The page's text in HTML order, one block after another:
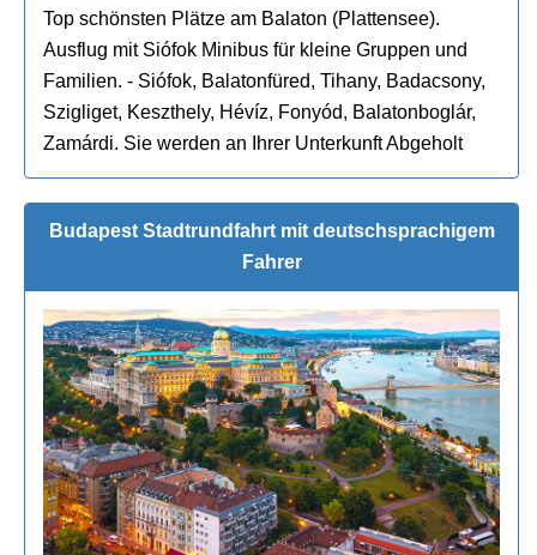
Top schönsten Plätze am Balaton (Plattensee).
Ausflug mit Siófok Minibus für kleine Gruppen und
Familien. - Siófok, Balatonfüred, Tihany, Badacsony,
Szigliget, Keszthely, Hévíz, Fonyód, Balatonboglár,
Zamárdi. Sie werden an Ihrer Unterkunft Abgeholt
Budapest Stadtrundfahrt mit deutschsprachigem
Fahrer